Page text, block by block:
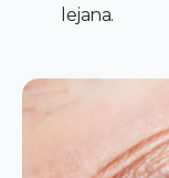
lejana.